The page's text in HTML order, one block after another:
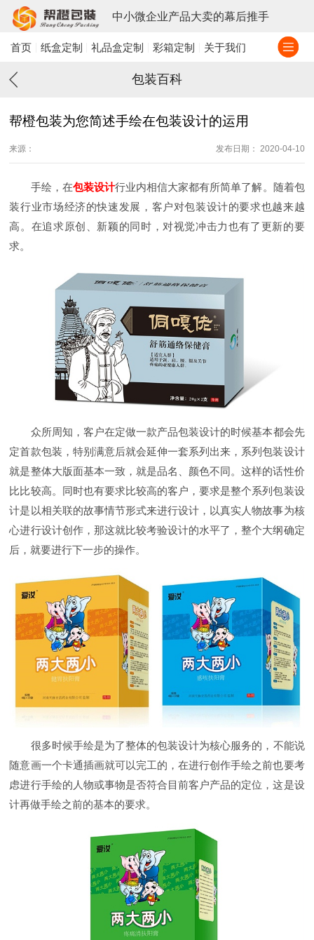
中小微企业产品大卖的幕后推手
首页 纸盒定制 礼品盒定制 彩箱定制 关于我们
包装百科
帮橙包装为您简述手绘在包装设计的运用
来源： 发布日期： 2020-04-10
手绘，在包装设计行业内相信大家都有所简单了解。随着包
装行业市场经济的快速发展，客户对包装设计的要求也越来越
高。在追求原创、新颖的同时，对视觉冲击力也有了更新的要
求。
众所周知，客户在定做一款产品包装设计的时候基本都会先
定首款包装，特别满意后就会延伸一套系列出来，系列包装设计
就是整体大版面基本一致，就是品名、颜色不同。这样的话性价
比比较高。同时也有要求比较高的客户，要求是整个系列包装设
计是以相关联的故事情节形式来进行设计，以真实人物故事为核
心进行设计创作，那这就比较考验设计的水平了，整个大纲确定
后，就要进行下一步的操作。
很多时候手绘是为了整体的包装设计为核心服务的，不能说
随意画一个卡通插画就可以完工的，在进行创作手绘之前也要考
虑进行手绘的人物或事物是否符合目前客户产品的定位，这是设
计再做手绘之前的基本的要求。